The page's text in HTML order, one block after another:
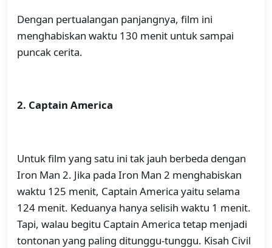
Dengan pertualangan panjangnya, film ini
menghabiskan waktu 130 menit untuk sampai
puncak cerita.
2. Captain America
Untuk film yang satu ini tak jauh berbeda dengan
Iron Man 2. Jika pada Iron Man 2 menghabiskan
waktu 125 menit, Captain America yaitu selama
124 menit. Keduanya hanya selisih waktu 1 menit.
Tapi, walau begitu Captain America tetap menjadi
tontonan yang paling ditunggu-tunggu. Kisah Civil